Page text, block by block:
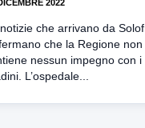
2022
che arrivano da
che la Regione non
nessun impegno con i
L’ospedale...